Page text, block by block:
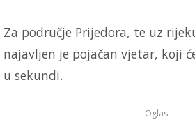
Za područje Prijedora, te uz
najavljen je pojačan vjetar, koji
u sekundi.
Oglas